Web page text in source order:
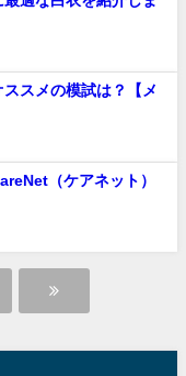
スメの模試は？【メ
（ケアネット）